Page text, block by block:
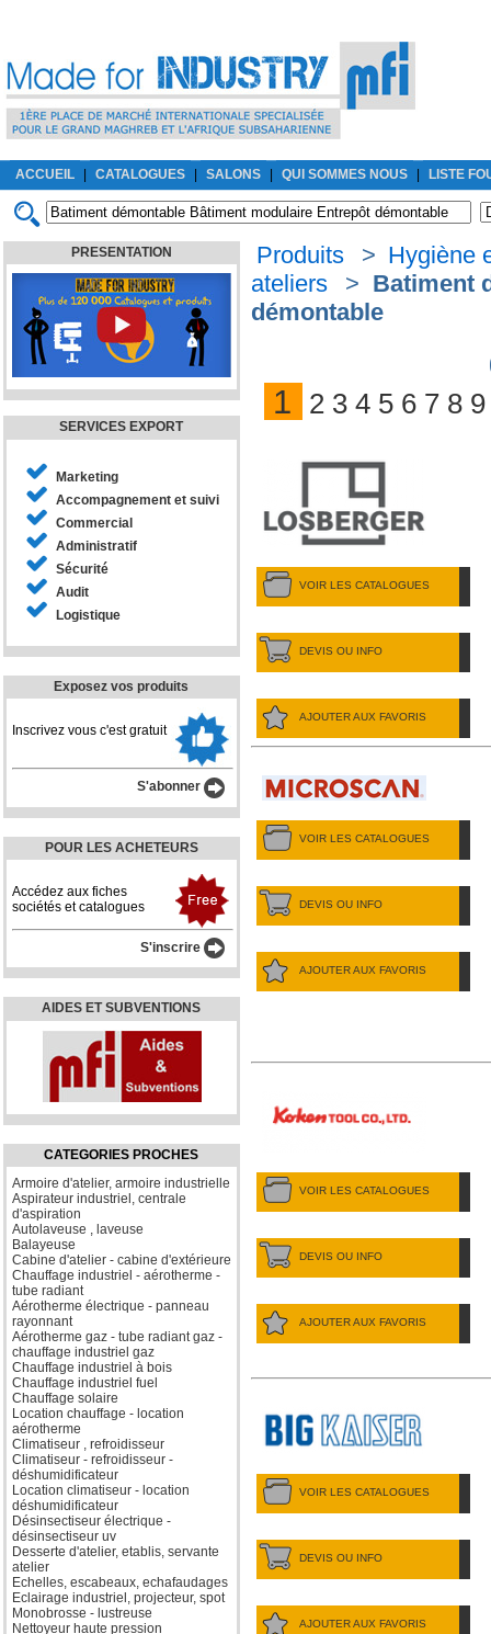
ACCUEIL CATALOGUES SALONS QUI SOMMES NOUS LISTE
PRESENTATION
SERVICES EXPORT
Marketing
Accompagnement et suivi
Commercial
Administratif
Sécurité
Audit
Logistique
Exposez vos produits
Inscrivez vous c'est gratuit
S'abonner
POUR LES ACHETEURS
Accédez aux fiches
sociétés et catalogues
S'inscrire
AIDES ET SUBVENTIONS
CATEGORIES PROCHES
Armoire d'atelier, armoire industrielle
Aspirateur industriel, centrale
d'aspiration
Autolaveuse , laveuse
Balayeuse
Cabine d'atelier - cabine d'extérieure
Chauffage industriel - aérotherme -
tube radiant
Aérotherme électrique - panneau
rayonnant
Aérotherme gaz - tube radiant gaz -
chauffage industriel gaz
Chauffage industriel à bois
Chauffage industriel fuel
Chauffage solaire
Location chauffage - location
aérotherme
Climatiseur , refroidisseur
Climatiseur - refroidisseur -
déshumidificateur
Location climatiseur - location
déshumidificateur
Désinsectiseur électrique -
désinsectiseur uv
Desserte d'atelier, etablis, servante
atelier
Echelles, escabeaux, echafaudages
Eclairage industriel, projecteur, spot
Monobrosse - lustreuse
Nettoyeur haute pression
Produits > Hygiène
ateliers
> Batiment
démontable
1 2 3 4 5 6 7 8 9
VOIR LES CATALOGUES
DEVIS OU INFO
AJOUTER AUX FAVORIS
VOIR LES CATALOGUES
DEVIS OU INFO
AJOUTER AUX FAVORIS
VOIR LES CATALOGUES
DEVIS OU INFO
AJOUTER AUX FAVORIS
VOIR LES CATALOGUES
DEVIS OU INFO
AJOUTER AUX FAVORIS